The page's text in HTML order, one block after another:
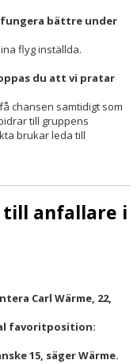
fungera bättre under
flyg inställda.
du att vi pratar
chansen samtidigt som
till gruppens
brukar leda till
anfallare i
Carl Wärme, 22,
favoritposition:
15, säger Wärme.